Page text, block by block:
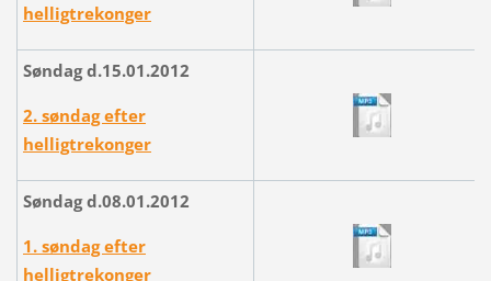
helligtrekonger
Søndag d.15.01.2012
2. søndag efter
helligtrekonger
Søndag d.08.01.2012
1. søndag efter
helligtrekonger